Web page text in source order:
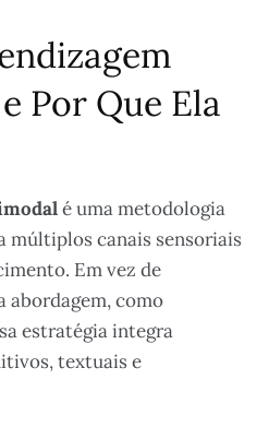
Por Que Ela
é uma metodologia
múltiplos canais sensoriais
Em vez de
abordagem, como
estratégia integra
textuais e